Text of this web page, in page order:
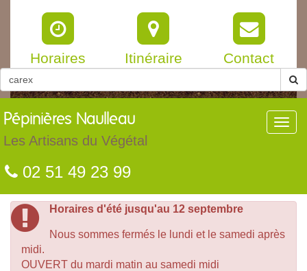
Horaires Itinéraire Contact
Pépinières Naulleau
Les Artisans du Végétal
02 51 49 23 99
Horaires d'été jusqu'au 12 septembre
Nous sommes fermés le lundi et le samedi après
midi.
OUVERT du mardi matin au samedi midi